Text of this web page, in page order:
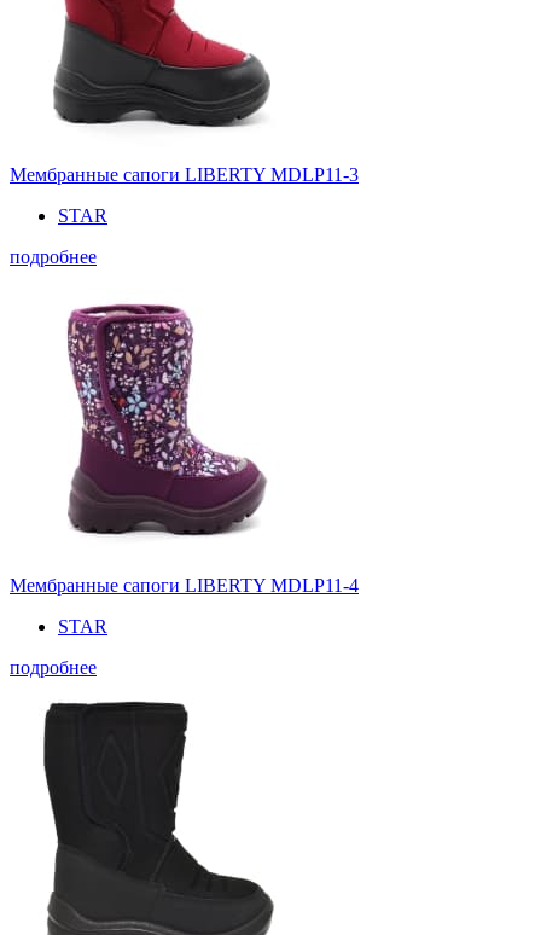
Мембранные сапоги LIBERTY MDLP11-3
STAR
подробнее
Мембранные сапоги LIBERTY MDLP11-4
STAR
подробнее